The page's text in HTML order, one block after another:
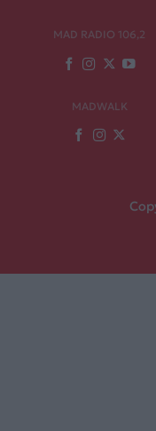
MAD RADIO 106,2
MADWALK